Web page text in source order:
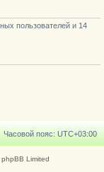
пользователей и 14
Часовой пояс: UTC+03:00
Limited